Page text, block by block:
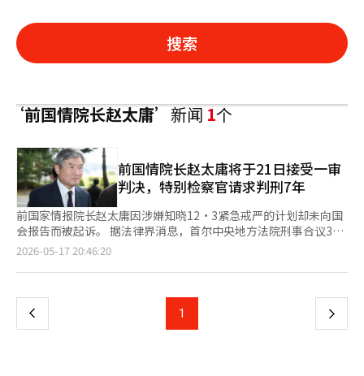
搜索
‘前国情院长赵太庸’新闻1个
前国情院长赵太庸将于21日接受一审
判决，特别检察官请求判刑7年
前国家情报院长赵太庸因涉嫌知晓12·3紧急戒严的计划却未向国
会报告而被起诉。 据法律界消息，首尔中央地方法院刑事合议32
部（刘京镇法官）将于21日举行对赵太庸的职务失职和违反国家情
期间未履行国情院长的职责，去年11月被赵恩石内乱特别检察官团
统的戒严计划，还在戒严后接到洪章元前国情院副院长的报告
称“戒严军正在逮捕李在明、韩东勋等主要政治人物”，但未将此
2026-05-17 20:46:20
上
页
1 下